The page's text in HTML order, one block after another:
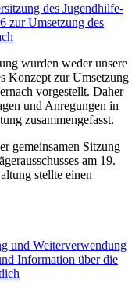
des Jugendhilfe-
zur Umsetzung des
wurden weder unsere
Konzept zur Umsetzung
vorgestellt. Daher
und Anregungen in
zusammengefasst.
gemeinsamen Sitzung
am 19.
stellte einen
und Weiterverwendung
Information über die